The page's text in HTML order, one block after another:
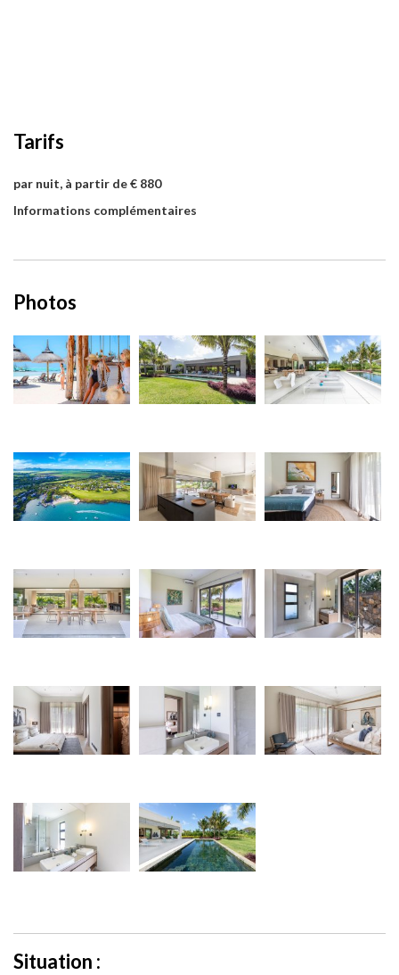
Tarifs
par nuit, à partir de € 880
Informations complémentaires
Photos
Situation :